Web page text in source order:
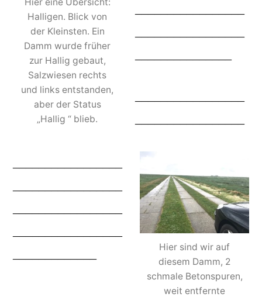
Halligen. Blick von
der Kleinsten. Ein
Damm wurde früher
zur Hallig gebaut,
Salzwiesen rechts
und links entstanden,
aber der Status
„Hallig “ blieb.
Hier sind wir auf
diesem Damm, 2
schmale Betonspuren,
weit entfernte